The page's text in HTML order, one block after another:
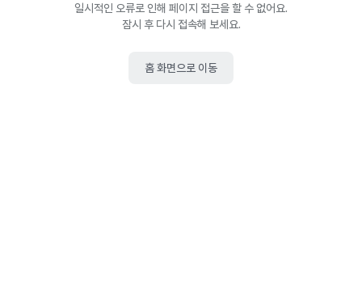
일시적인 오류로 인해 페이지 접근을 할 수 없어요.
잠시 후 다시 접속해 보세요.
홈 화면으로 이동